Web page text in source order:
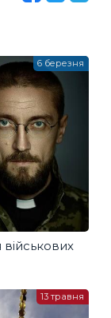
військових
6 березня
13 травня